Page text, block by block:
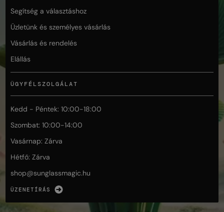
Segítség a választáshoz
Üzletünk és személyes vásárlás
Vásárlás és rendelés
Elállás
ÜGYFÉLSZOLGÁLAT
Kedd - Péntek: 10:00-18:00
Szombat: 10:00-14:00
Vasárnap: Zárva
Hétfő: Zárva
shop@sunglassmagic.hu
ÜZENETÍRÁS